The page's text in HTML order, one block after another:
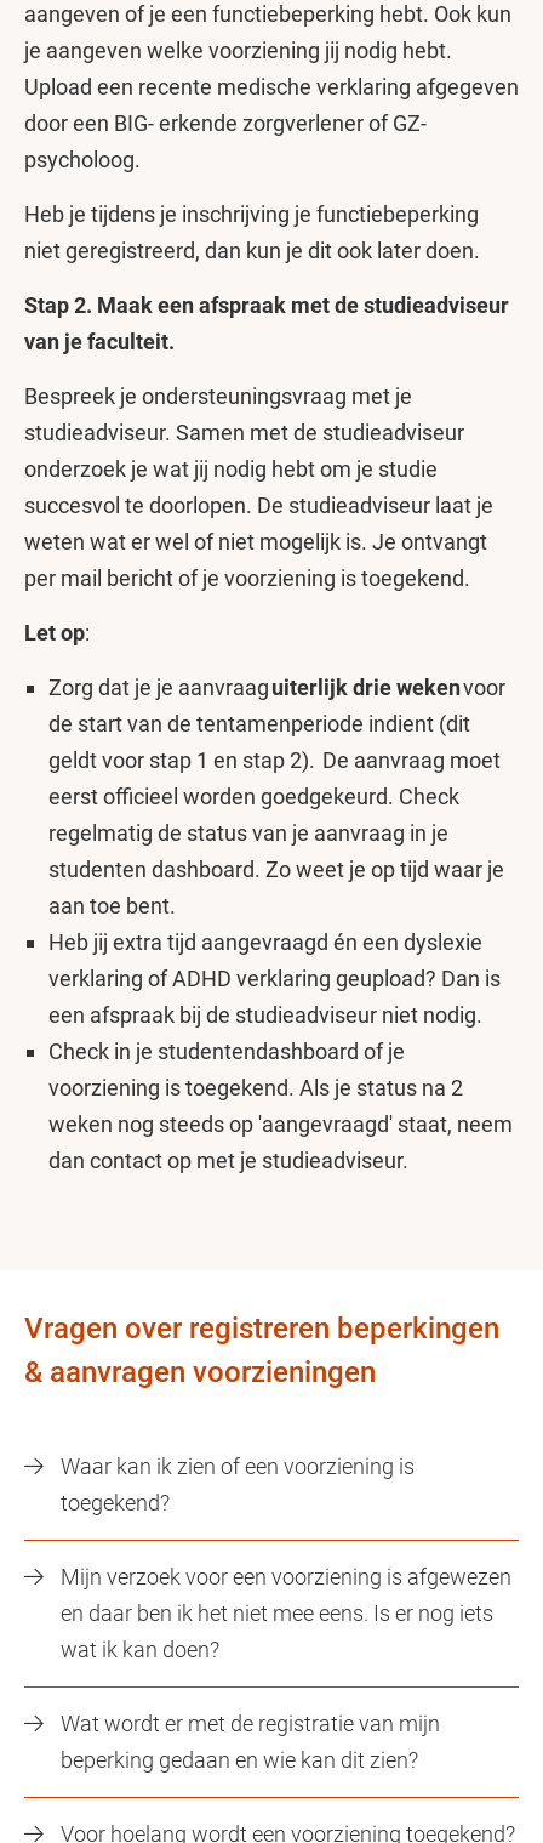
aangeven of je een functiebeperking hebt. Ook kun
je aangeven welke voorziening jij nodig hebt.
Upload een recente medische verklaring afgegeven
door een BIG- erkende zorgverlener of GZ-
psycholoog.
Heb je tijdens je inschrijving je functiebeperking
niet geregistreerd, dan kun je dit ook later doen.
Stap 2. Maak een afspraak met de studieadviseur
van je faculteit.
Bespreek je ondersteuningsvraag met je
studieadviseur. Samen met de studieadviseur
onderzoek je wat jij nodig hebt om je studie
succesvol te doorlopen. De studieadviseur laat je
weten wat er wel of niet mogelijk is. Je ontvangt
per mail bericht of je voorziening is toegekend.
Let op:
Zorg dat je je aanvraaguiterlijk drie wekenvoor
de start van de tentamenperiode indient (dit
geldt voor stap 1 en stap 2). De aanvraag moet
eerst officieel worden goedgekeurd. Check
regelmatig de status van je aanvraag in je
studenten dashboard. Zo weet je op tijd waar je
aan toe bent.
Heb jij extra tijd aangevraagd én een dyslexie
verklaring of ADHD verklaring geupload? Dan is
een afspraak bij de studieadviseur niet nodig.
Check in je studentendashboard of je
voorziening is toegekend. Als je status na 2
weken nog steeds op 'aangevraagd' staat, neem
dan contact op met je studieadviseur.
Vragen over registreren beperkingen
& aanvragen voorzieningen
Waar kan ik zien of een voorziening is
toegekend?
Mijn verzoek voor een voorziening is afgewezen
en daar ben ik het niet mee eens. Is er nog iets
wat ik kan doen?
Wat wordt er met de registratie van mijn
beperking gedaan en wie kan dit zien?
Voor hoelang wordt een voorziening toegekend?